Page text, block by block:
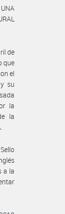
de
que
el
y su
la
la
a la